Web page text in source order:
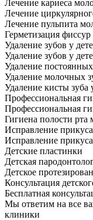
Лечение кариеса
Лечение
Лечение пульпита
Герметизация
Удаление зубов у
Удаление зубов у
Удаление
Удаление молочных
Удаление кисты зуба
Профессиональная
Профессиональная
Гигиена полости рта
Исправление
Исправление
Детские пластинки
Детская
Детское
Консультация
Бесплатная
Мы ответим на все
клиники